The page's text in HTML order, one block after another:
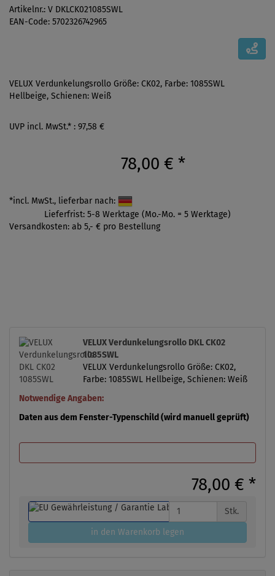
Artikelnr.: V DKLCK021085SWL
EAN-Code: 5702326742965
VELUX Verdunkelungsrollo Größe: CK02, Farbe: 1085SWL
Hellbeige, Schienen: Weiß
UVP incl. MwSt.* : 97,58 €
78,00 € *
*incl. MwSt., lieferbar nach:
Lieferfrist: 5-8 Werktage (Mo.-Mo. = 5 Werktage)
Versandkosten: ab 5,- € pro Bestellung
VELUX Verdunkelungsrollo DKL CK02
1085SWL
VELUX Verdunkelungsrollo Größe: CK02,
Farbe: 1085SWL Hellbeige, Schienen: Weiß
Notwendige Angaben:
Daten aus dem Fenster-Typenschild (wird manuell geprüft)
78,00 € *
Stk.
in den Warenkorb legen